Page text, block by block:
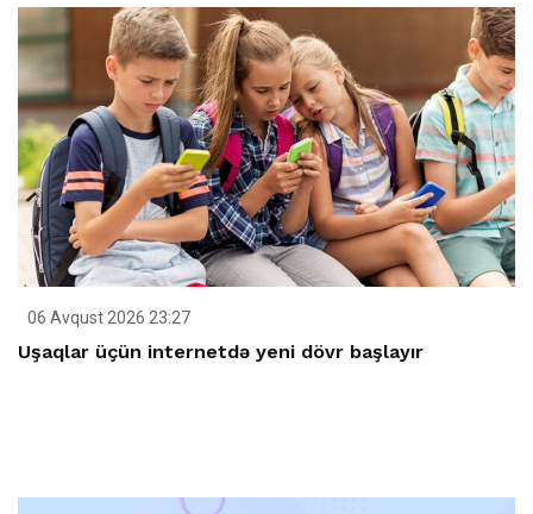
06 Avqust 2026 23:27
Uşaqlar üçün internetdə yeni dövr başlayır